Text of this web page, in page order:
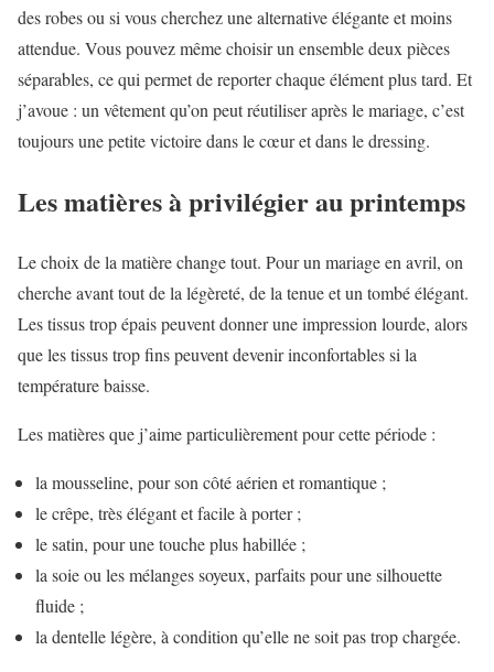
des robes ou si vous cherchez une alternative élégante et moins
attendue. Vous pouvez même choisir un ensemble deux pièces
séparables, ce qui permet de reporter chaque élément plus tard. Et
j’avoue : un vêtement qu’on peut réutiliser après le mariage, c’est
toujours une petite victoire dans le cœur et dans le dressing.
Les matières à privilégier au printemps
Le choix de la matière change tout. Pour un mariage en avril, on
cherche avant tout de la légèreté, de la tenue et un tombé élégant.
Les tissus trop épais peuvent donner une impression lourde, alors
que les tissus trop fins peuvent devenir inconfortables si la
température baisse.
Les matières que j’aime particulièrement pour cette période :
la mousseline, pour son côté aérien et romantique ;
le crêpe, très élégant et facile à porter ;
le satin, pour une touche plus habillée ;
la soie ou les mélanges soyeux, parfaits pour une silhouette
fluide ;
la dentelle légère, à condition qu’elle ne soit pas trop chargée.